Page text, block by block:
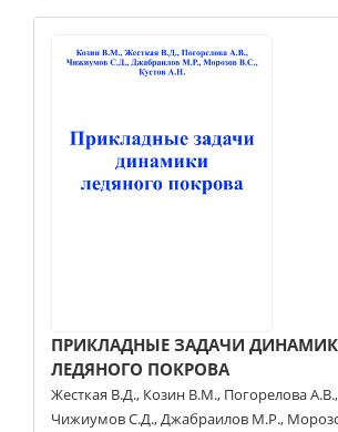
ПРИКЛАДНЫЕ ЗАДАЧИ
ЛЕДЯНОГО ПОКРОВА
Жесткая В.Д., Козин В.М., Погорелова А.В.,
Чижиумов С.Д.,Джабраилов М.Р.,